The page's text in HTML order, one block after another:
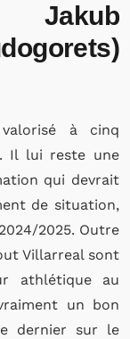
Jakub
à cinq
Il lui reste une
qui devrait
de situation,
2025. Outre
Villarreal sont
athlétique au
un bon
dernier sur le